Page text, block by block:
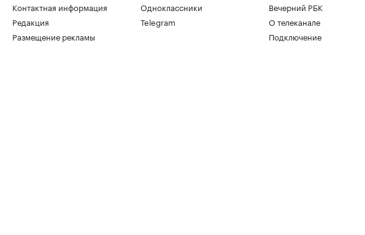
Контактная информация
Редакция
Размещение рекламы
Одноклассники
Telegram
Вечерний РБК
О телеканале
Подключение